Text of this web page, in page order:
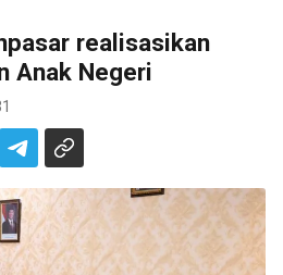
realisasikan
Anak Negeri